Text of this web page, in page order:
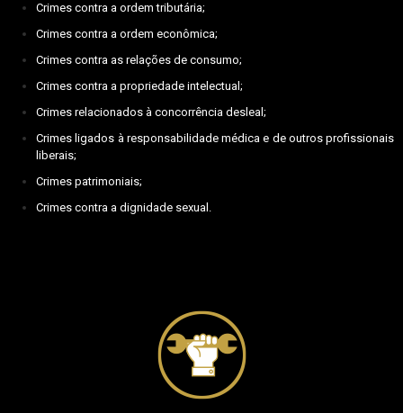
Crimes contra a ordem tributária;
Crimes contra a ordem econômica;
Crimes contra as relações de consumo;
Crimes contra a propriedade intelectual;
Crimes relacionados à concorrência desleal;
Crimes ligados à responsabilidade médica e de outros profissionais
liberais;
Crimes patrimoniais;
Crimes contra a dignidade sexual.